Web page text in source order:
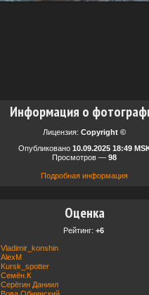
Информация о
Лицензия: Copyright ©
Опубликовано 10.09.2025 18:49
Просмотров — 98
Подробная информация
Оценка
Рейтинг: +6
Vladimir_konshin
AlexM
Kursk_spotter
Семëн.К
Серёгин Даниил